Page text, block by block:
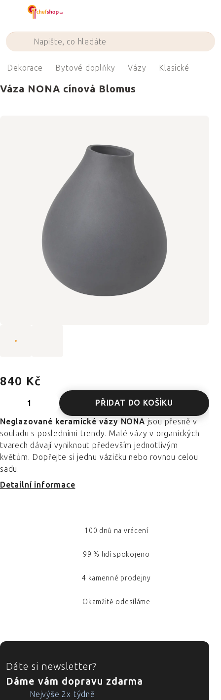
Dekorace Bytové doplňky Vázy Klasické
Váza NONA cínová Blomus
840 Kč
PŘIDAT DO KOŠÍKU
Neglazované keramické vázy NONA jsou přesně v
souladu s posledními trendy. Malé vázy v organických
tvarech dávají vyniknout především jednotlivým
květům. Dopřejte si jednu vázičku nebo rovnou celou
sadu.
Detailní informace
100 dnů na vrácení
99 % lidí spokojeno
4 kamenné prodejny
Okamžitě odesíláme
ZÁPATÍ
Dáte si newsletter?
Dáme vám dopravu zdarma
Nejvýše 2x týdně